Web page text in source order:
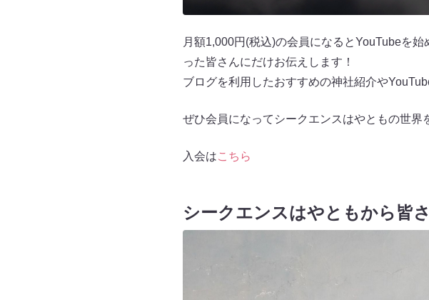
月額1,000円(税込)の会員になるとYouTubeを
った皆さんにだけお伝えします！
ブログを利用したおすすめの神社紹介や
ぜひ会員になってシークエンスはやともの世界
入会はこちら
シークエンスはやともから皆